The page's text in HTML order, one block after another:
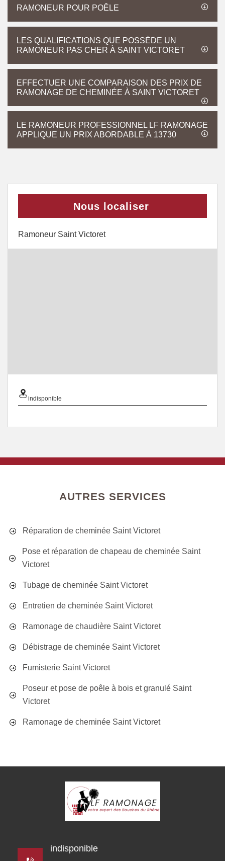
RAMONEUR POUR POÊLE
LES QUALIFICATIONS QUE POSSÈDE UN
RAMONEUR PAS CHER À SAINT VICTORET
EFFECTUER UNE COMPARAISON DES PRIX DE
RAMONAGE DE CHEMINÉE À SAINT VICTORET
LE RAMONEUR PROFESSIONNEL LF RAMONAGE
APPLIQUE UN PRIX ABORDABLE À 13730
Nous localiser
Ramoneur Saint Victoret
indisponible
AUTRES SERVICES
Réparation de cheminée Saint Victoret
Pose et réparation de chapeau de cheminée Saint
Victoret
Tubage de cheminée Saint Victoret
Entretien de cheminée Saint Victoret
Ramonage de chaudière Saint Victoret
Débistrage de cheminée Saint Victoret
Fumisterie Saint Victoret
Poseur et pose de poêle à bois et granulé Saint
Victoret
Ramonage de cheminée Saint Victoret
indisponible